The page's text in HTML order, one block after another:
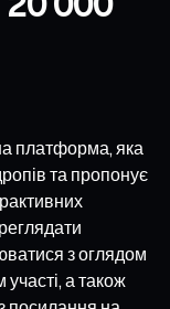
платформа, яка
та пропонує
з оглядом
а також